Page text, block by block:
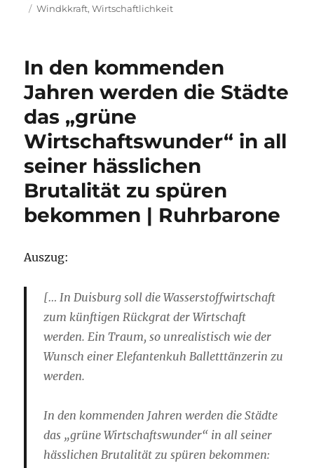
am
Schlagwörter
Windkkraft,Wirtschaftlichkeit
In den kommenden
Jahren werden die Städte
das „grüne
Wirtschaftswunder“ in all
seiner hässlichen
Brutalität zu spüren
bekommen | Ruhrbarone
Auszug:
[… In Duisburg soll die Wasserstoffwirtschaft
zum künftigen Rückgrat der Wirtschaft
werden. Ein Traum, so unrealistisch wie der
Wunsch einer Elefantenkuh Balletttänzerin zu
werden.
In den kommenden Jahren werden die Städte
das „grüne Wirtschaftswunder“ in all seiner
hässlichen Brutalität zu spüren bekommen: